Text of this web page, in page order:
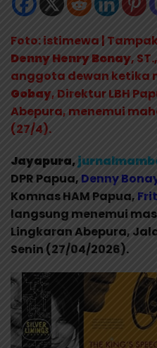
Foto: istimewa |
DennyHenry Bonay,
anggota dewan ketika
Gobay, Direktur LBH
Abepura, menemui
(27/4).
Jayapura,
DPR Papua, Denny
Komnas HAM Papua,
langsung menemui
Lingkaran Abepura,
Senin (27/04/2026).